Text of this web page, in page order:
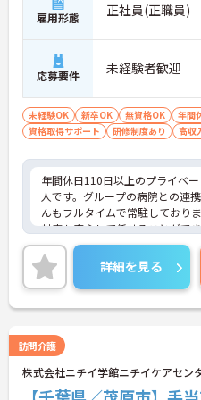
雇用形態 正社員(正職員)
応募要件 未経験者歓迎
未経験OK 新卒OK 無資格OK 年間
資格取得サポート
研修制度あり 高収
年間休日110日以上のプライベ
人です。グループの病院との連
んもフルタイムで常駐しており
対応も安心して任せることがで
福利厚生も充実しており、長く
が整っています。
育児休業の取得実績があるので
対応可能です。
仕事と家庭の両立がしやすい当
施設です。
詳細を見る
訪問介護
株式会社ニチイ学館ニチイケアセン